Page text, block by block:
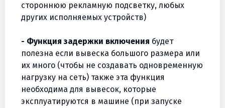
стороннюю рекламную подсветку, любых
других исполняемых устройств)
- Функция задержки включения будет
полезна если вывеска большого размера или
их много (чтобы не создавать одновременную
нагрузку на сеть) также эта функция
необходима для вывесок, которые
эксплуатируются в машине (при запуске